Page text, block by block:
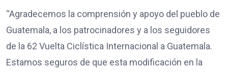
“Agradecemos la comprensión y apoyo del pueblo de
Guatemala, a los patrocinadores y a los seguidores
de la 62 Vuelta Ciclística Internacional a Guatemala.
Estamos seguros de que esta modificación en la